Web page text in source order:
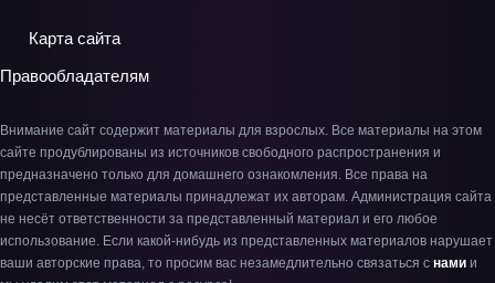
Карта сайта
Правообладателям
Внимание сайт содержит материалы для взрослых. Все материалы на этом
сайте продублированы из источников свободного распространения и
предназначено только для домашнего ознакомления. Все права на
представленные материалы принадлежат их авторам. Администрация сайта
не несёт ответственности за представленный материал и его любое
использование. Если какой-нибудь из представленных материалов нарушает
ваши авторские права, то просим вас незамедлительно связаться с нами и